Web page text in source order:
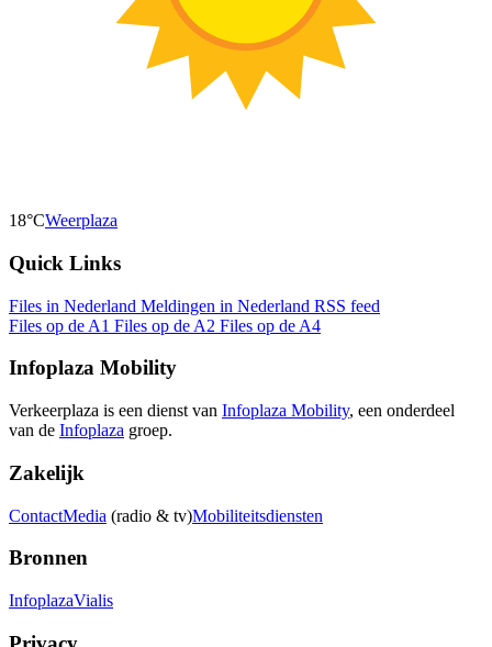
18°CWeerplaza
Quick Links
Files in Nederland Meldingen in Nederland RSS feed
Files op de A1 Files op de A2 Files op de A4
Infoplaza Mobility
Verkeerplaza is een dienst van Infoplaza Mobility, een onderdeel
van de Infoplaza groep.
Zakelijk
ContactMedia (radio & tv)Mobiliteitsdiensten
Bronnen
InfoplazaVialis